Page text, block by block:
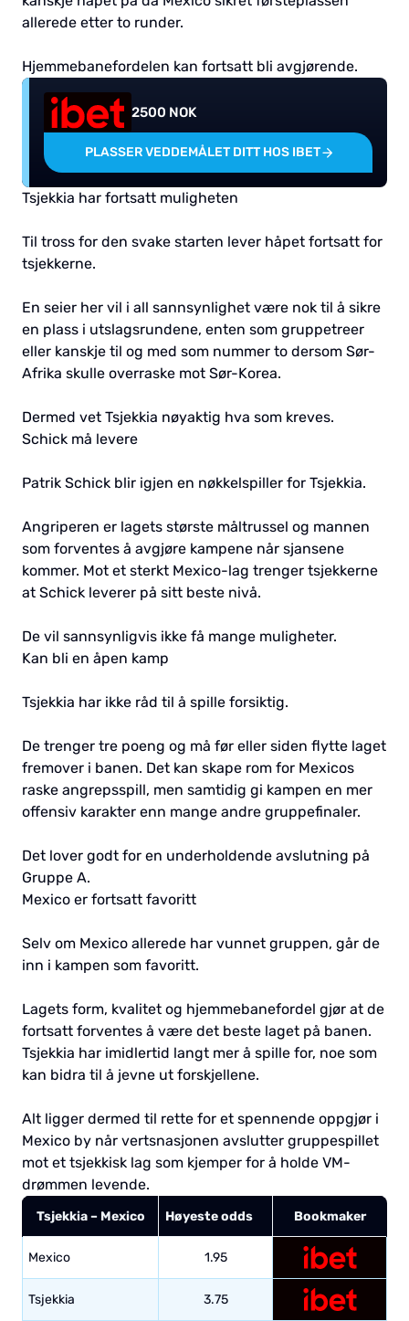
allerede etter to runder.
Hjemmebanefordelen kan fortsatt bli avgjørende.
2500 NOK
PLASSER VEDDEMÅLET DITT HOS IBET
Tsjekkia har fortsatt muligheten
Til tross for den svake starten lever håpet fortsatt for
tsjekkerne.
En seier her vil i all sannsynlighet være nok til å sikre
en plass i utslagsrundene, enten som gruppetreer
eller kanskje til og med som nummer to dersom Sør-
Afrika skulle overraske mot Sør-Korea.
Dermed vet Tsjekkia nøyaktig hva som kreves.
Schick må levere
Patrik Schick blir igjen en nøkkelspiller for Tsjekkia.
Angriperen er lagets største måltrussel og mannen
som forventes å avgjøre kampene når sjansene
kommer. Mot et sterkt Mexico-lag trenger tsjekkerne
at Schick leverer på sitt beste nivå.
De vil sannsynligvis ikke få mange muligheter.
Kan bli en åpen kamp
Tsjekkia har ikke råd til å spille forsiktig.
De trenger tre poeng og må før eller siden flytte laget
fremover i banen. Det kan skape rom for Mexicos
raske angrepsspill, men samtidig gi kampen en mer
offensiv karakter enn mange andre gruppefinaler.
Det lover godt for en underholdende avslutning på
Gruppe A.
Mexico er fortsatt favoritt
Selv om Mexico allerede har vunnet gruppen, går de
inn i kampen som favoritt.
Lagets form, kvalitet og hjemmebanefordel gjør at de
fortsatt forventes å være det beste laget på banen.
Tsjekkia har imidlertid langt mer å spille for, noe som
kan bidra til å jevne ut forskjellene.
Alt ligger dermed til rette for et spennende oppgjør i
Mexico by når vertsnasjonen avslutter gruppespillet
mot et tsjekkisk lag som kjemper for å holde VM-
drømmen levende.
Tsjekkia – Mexico Høyeste odds Bookmaker
Mexico 1.95
Tsjekkia 3.75